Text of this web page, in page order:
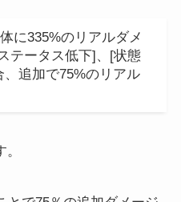
に335%のリアルダメ
テータス低下]、[状態
追加で75%のリアル